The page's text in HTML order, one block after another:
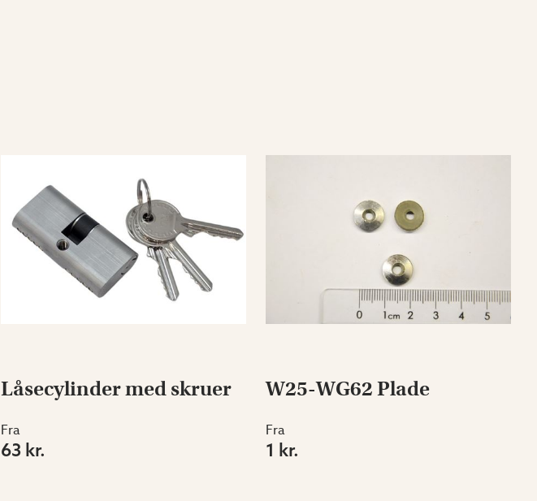
Låsecylinder med skruer
Fra
63 kr.
W25-WG62 Plade
Fra
1 kr.